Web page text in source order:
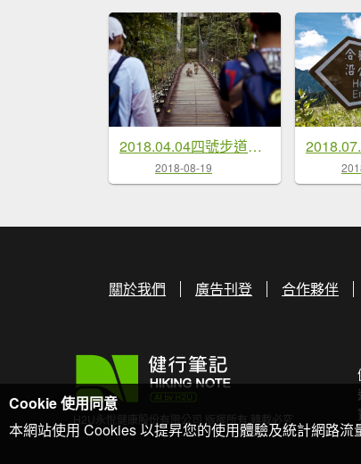
2018.04.04四號步道頭嵙山
2018-08-19
關於我們 廣告刊登 合作夥伴
H2U永悅健康股份有限公司 版權所有 轉載必究
Cookie 使用同意
本網站使用 Cookies 以提昇您的使用體驗及統計網路